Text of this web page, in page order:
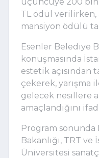
TL ödül verilirken,
mansiyon ödülü
Esenler Belediye
konuşmasında
estetik açısından
çekerek, yarışma
gelecek nesillere
amaçlandığını
Program
Bakanlığı, TRT
Üniversitesi